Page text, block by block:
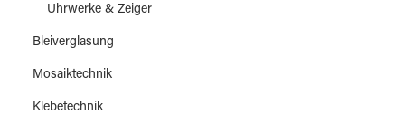
Uhrwerke & Zeiger
Bleiverglasung
Mosaiktechnik
Klebetechnik